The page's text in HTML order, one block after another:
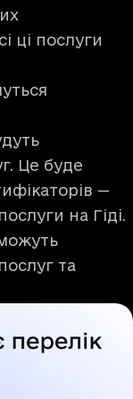
ці послуги
. Це буде
—
на Гіді.
та